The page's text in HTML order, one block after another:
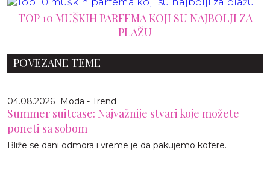
TOP 10 MUŠKIH PARFEMA KOJI SU NAJBOLJI ZA
PLAŽU
POVEZANE TEME
04.08.2026 Moda - Trend
Summer suitcase: Najvažnije stvari koje možete
poneti sa sobom
Bliže se dani odmora i vreme je da pakujemo kofere.